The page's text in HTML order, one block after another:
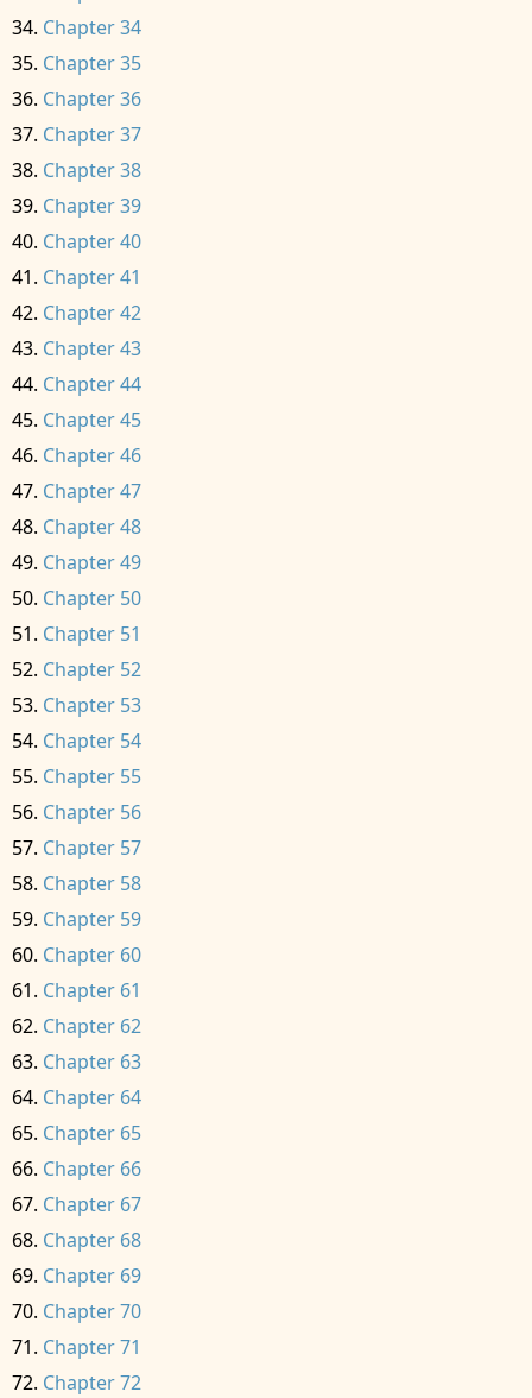
Chapter 34
Chapter 35
Chapter 36
Chapter 37
Chapter 38
Chapter 39
Chapter 40
Chapter 41
Chapter 42
Chapter 43
Chapter 44
Chapter 45
Chapter 46
Chapter 47
Chapter 48
Chapter 49
Chapter 50
Chapter 51
Chapter 52
Chapter 53
Chapter 54
Chapter 55
Chapter 56
Chapter 57
Chapter 58
Chapter 59
Chapter 60
Chapter 61
Chapter 62
Chapter 63
Chapter 64
Chapter 65
Chapter 66
Chapter 67
Chapter 68
Chapter 69
Chapter 70
Chapter 71
Chapter 72